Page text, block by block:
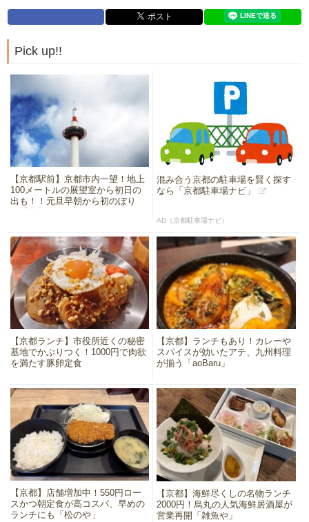
Pick up!!
【京都駅前】京都市内一望！地上
100メートルの展望室から初日の
出も！！元旦早朝から初のぼり
混み合う京都の駐車場を賢く探す
なら「京都駐車場ナビ」
AD（京都駐車場ナビ）
【京都ランチ】市役所近くの秘密
基地でかぶりつく！1000円で肉欲
を満たす豚卵定食
【京都】ランチもあり！カレーや
スパイスが効いたアテ、九州料理
が揃う「aoBaru」
【京都】店舗増加中！550円ロー
スかつ朝定食が高コスパ、早めの
ランチにも「松のや」
【京都】海鮮尽くしの名物ランチ
2000円！烏丸の人気海鮮居酒屋が
営業再開「雑魚や」